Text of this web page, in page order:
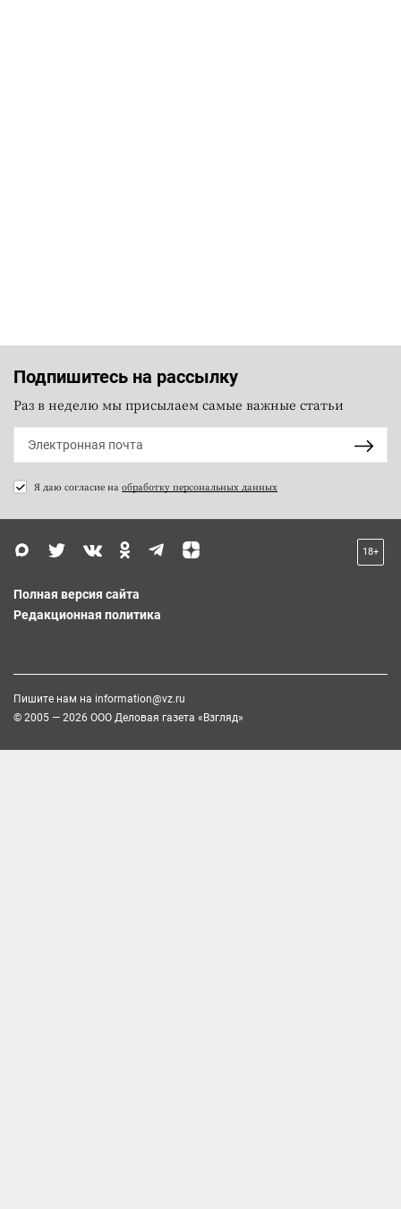
Подпишитесь на рассылку
Раз в неделю мы присылаем самые важные статьи
Я даю согласие на обработку персональных данных
18+
Полная версия сайта
Редакционная политика
Пишите нам на information@vz.ru
© 2005 — 2026 ООО Деловая газета «Взгляд»